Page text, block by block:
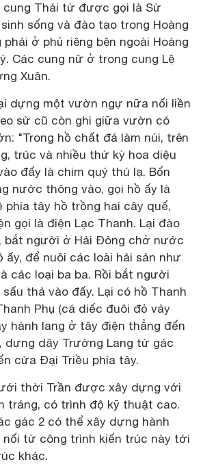
cung Thái tử được gọi là Sừ
sống và đào tạo trong Hoàng
ở phủ riêng bên ngoài Hoàng
Các cung nữ ở trong cung Lệ
Xuân.
dựng một vườn ngự nữa nối liền
sử cũ còn ghi giữa vườn có
"Trong hồ chất đá làm núi, trên
trúc và nhiều thứ kỳ hoa diệu
đấy là chim quý thú lạ. Bốn
nước thông vào, gọi hồ ấy là
phía tây hồ trồng hai cây quế,
gọi là điện Lạc Thanh. Lại đào
bắt người ở Hải Đông chở nước
ấy, để nuôi các loài hải sản như
các loại ba ba. Rồi bắt người
thả vào đấy. Lại có hồ Thanh
Phụ (cá diếc đuôi đỏ vảy
hành lang ở tây điện thẳng đến
dựng dãy Trường Lang từ gác
cửa Đại Triều phía tây.
thời Trần được xây dựng với
tráng, có trình độ kỹ thuật cao.
gác 2 có thể xây dựng hành
nối từ công trình kiến trúc này tới
khác.